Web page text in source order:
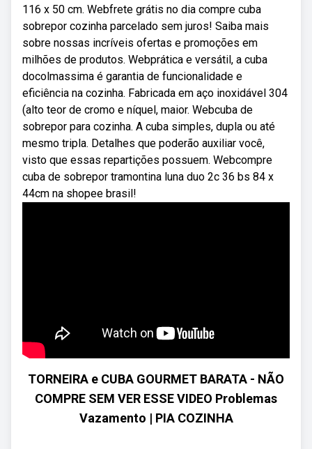
116 x 50 cm. Webfrete grátis no dia compre cuba
sobrepor cozinha parcelado sem juros! Saiba mais
sobre nossas incríveis ofertas e promoções em
milhões de produtos. Webprática e versátil, a cuba
docolmassima é garantia de funcionalidade e
eficiência na cozinha. Fabricada em aço inoxidável 304
(alto teor de cromo e níquel, maior. Webcuba de
sobrepor para cozinha. A cuba simples, dupla ou até
mesmo tripla. Detalhes que poderão auxiliar você,
visto que essas repartições possuem. Webcompre
cuba de sobrepor tramontina luna duo 2c 36 bs 84 x
44cm na shopee brasil!
TORNEIRA e CUBA GOURMET BARATA - NÃO
COMPRE SEM VER ESSE VIDEO Problemas
Vazamento | PIA COZINHA